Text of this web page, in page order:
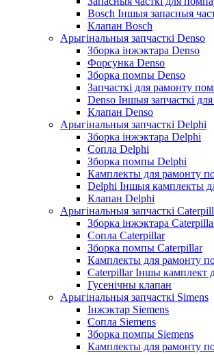
Bosch Іншыя запасныя
Клапан Bosch
Арыгінальныя запчасткі Denso
Зборка інжэктара Denso
Форсунка Denso
Зборка помпы Denso
Запчасткі для рамонту
Denso Іншыя запчасткі
Клапан Denso
Арыгінальныя запчасткі Delphi
Зборка інжэктара Delphi
Сопла Delphi
Зборка помпы Delphi
Камплекты для рамонту
Delphi Іншыя камплекты
Клапан Delphi
Арыгінальныя запчасткі
Зборка інжэктара
Сопла Caterpillar
Зборка помпы Caterpillar
Камплекты для рамонту
Caterpillar Іншы камплект
Гусенічны клапан
Арыгінальныя запчасткі Simens
Інжэктар Siemens
Сопла Siemens
Зборка помпы Siemens
Камплекты для рамонту